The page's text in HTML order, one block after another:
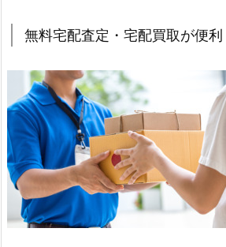
無料宅配査定・宅配買取が便利